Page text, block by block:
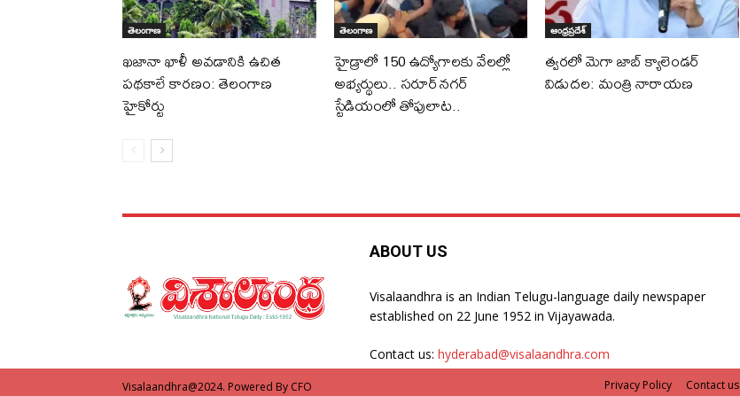
తెలంగాణ
ఖజానా ఖాళీ అవడానికి ఉచిత
పథకాలే కారణం: తెలంగాణ
హైకోర్టు
తెలంగాణ
హైడ్రాలో 150 ఉద్యోగాలకు వేలల్లో
అభ్యర్థులు.. సరూర్‌నగర్
స్టేడియంలో తోపులాట..
ఆంధ్రప్రదేశ్
త్వరలో మెగా జాబ్ క్యాలెండర్
విడుదల: మంత్రి నారాయణ
ABOUT US
Visalaandhra is an Indian Telugu-language daily newspaper
established on 22 June 1952 in Vijayawada.
Contact us: hyderabad@visalaandhra.com
Visalaandhra@2024. Powered By CFO Privacy Policy Contact us